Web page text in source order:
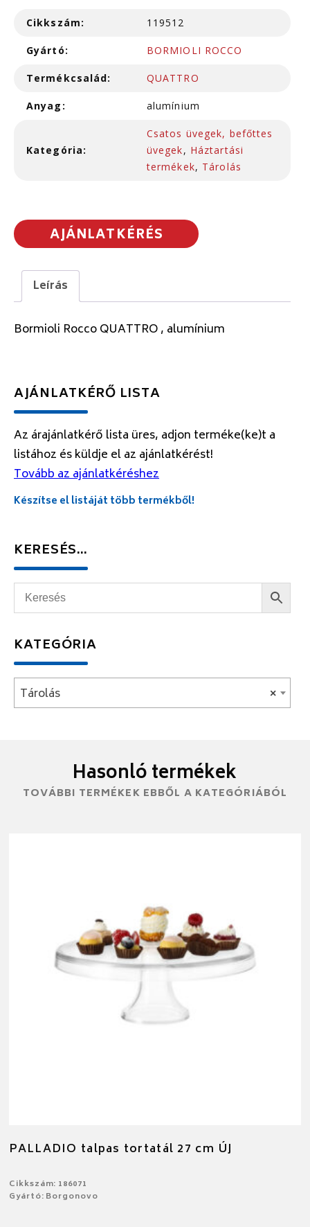
Cikkszám: 119512
Gyártó: BORMIOLI ROCCO
Termékcsalád: QUATTRO
Anyag: alumínium
Kategória:
Csatos üvegek, befőttes
üvegek, Háztartási
termékek, Tárolás
AJÁNLATKÉRÉS
Leírás
Bormioli Rocco QUATTRO , alumínium
AJÁNLATKÉRŐ LISTA
Az árajánlatkérő lista üres, adjon terméke(ke)t a
listához és küldje el az ajánlatkérést!
Tovább az ajánlatkéréshez
Készítse el listáját több termékből!
KERESÉS…
KATEGÓRIA
×
Tárolás
Hasonló termékek
TOVÁBBI TERMÉKEK EBBŐL A KATEGÓRIÁBÓL
PALLADIO talpas tortatál 27 cm ÚJ
Cikkszám: 186071
Gyártó: Borgonovo